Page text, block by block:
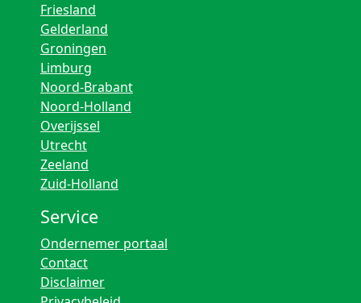
Friesland
Gelderland
Groningen
Limburg
Noord-Brabant
Noord-Holland
Overijssel
Utrecht
Zeeland
Zuid-Holland
Service
Ondernemer portaal
Contact
Disclaimer